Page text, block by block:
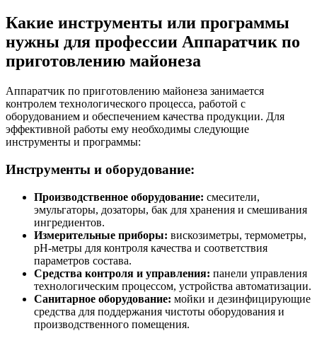
Какие инструменты или программы
нужны для профессии Аппаратчик по
приготовлению майонеза
Аппаратчик по приготовлению майонеза занимается
контролем технологического процесса, работой с
оборудованием и обеспечением качества продукции. Для
эффективной работы ему необходимы следующие
инструменты и программы:
Инструменты и оборудование:
Производственное оборудование: смесители,
эмульгаторы, дозаторы, бак для хранения и смешивания
ингредиентов.
Измерительные приборы: вискозиметры, термометры,
pH-метры для контроля качества и соответствия
параметров состава.
Средства контроля и управления: панели управления
технологическим процессом, устройства автоматизации.
Санитарное оборудование: мойки и дезинфицирующие
средства для поддержания чистоты оборудования и
производственного помещения.